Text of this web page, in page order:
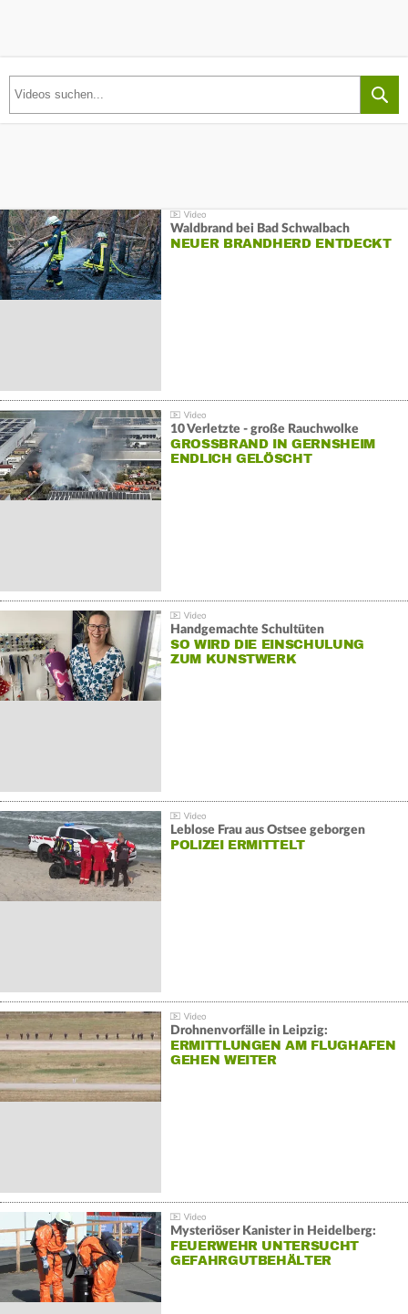
Waldbrand bei Bad Schwalbach
NEUER BRANDHERD ENTDECKT
10 Verletzte - große Rauchwolke
GROSSBRAND IN GERNSHEIM E
NDLICH GELÖSCHT
Handgemachte Schultüten
SO WIRD DIE EINSCHULUNG
ZUM KUNSTWERK
Leblose Frau aus Ostsee geborgen
POLIZEI ERMITTELT
Drohnenvorfälle in Leipzig:
ERMITTLUNGEN AM FLUGHAFEN
GEHEN WEITER
Mysteriöser Kanister in Heidelberg:
FEUERWEHR UNTERSUCHT
GEFAHRGUTBEHÄLTER